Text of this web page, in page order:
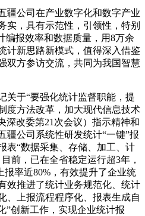
疆公司在产业数字化和数字产业
实，具有示范性，引领性，特别
编报效率和数据质量，用8万余
计新思路新模式，值得深入借鉴
双方参访交流，共同为我国智慧
关于“要强化统计监督职能，提
度方法改革，加大现代信息技术
深改委第21次会议）指示精神和
疆公司系统性研发统计“一键”报
表“数据采集、存储、加工、计
前，已在全省稳定运行超3年，
报率近80%，有效提升了企业统
效推进了统计业务规范化、统计
、上报流程程序化、报表生成自
”创新工作，实现企业统计报